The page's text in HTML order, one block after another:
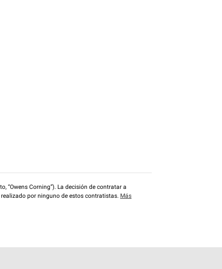
“Owens Corning”). La decisión de contratar a
por ninguno de estos contratistas. Más